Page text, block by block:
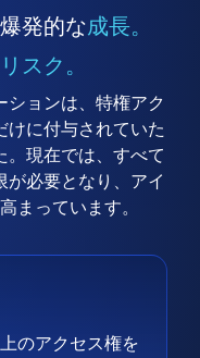
爆発的な成長。
リスク。
ションは、特権アク
けに付与されていた
。現在では、すべて
必要となり、アイ
まっています。
のアクセス権を